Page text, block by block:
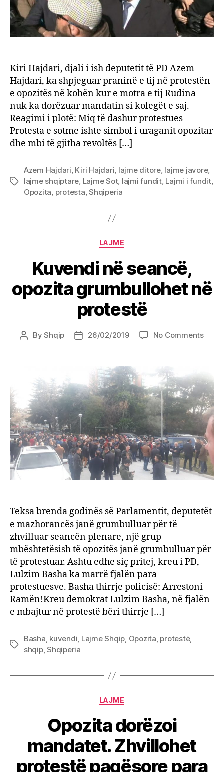
i
njëjtë
Kiri Hajdari, djali i ish deputetit të PD Azem
Hajdari, ka shpjeguar praninë e tij në protestën
e opozitës në kohën kur e motra e tij Rudina
nuk ka dorëzuar mandatin si kolegët e saj.
Reagimi i plotë: Miq të dashur protestues
Protesta e sotme ishte simbol i uraganit opozitar
dhe mbi të gjitha revoltës […]
Tags
Azem Hajdari, Kiri Hajdari, lajme ditore, lajme javore,
lajme shqiptare, Lajme Sot, lajmi fundit, Lajmi i fundit,
Opozita, protesta,Shqiperia
Categories
LAJME
Kuvendi në seancë,
opozita grumbullohet në
protestë
PostByShqip
Post26/02/2019 No Commentson
në
Teksa brenda godinës së Parlamentit, deputetët
e mazhorancës janë grumbulluar për të
zhvilluar seancën plenare, një grup
mbështetësish të opozitës janë grumbulluar për
të protestuar. Ashtu edhe siç pritej, kreu i PD,
Lulzim Basha ka marrë fjalën para
protestuesve. Basha thirrje policisë: Arrestoni
Ramën!Kreu demokrat Lulzim Basha, në fjalën
e mbajtur në protestë bëri thirrje […]
Tags
Basha, kuvendi, Lajme Shqip, Opozita, protestë,
shqip,Shqiperia
Categories
LAJME
Opozita dorëzoi
mandatet. Zhvillohet
protestë paqësore para